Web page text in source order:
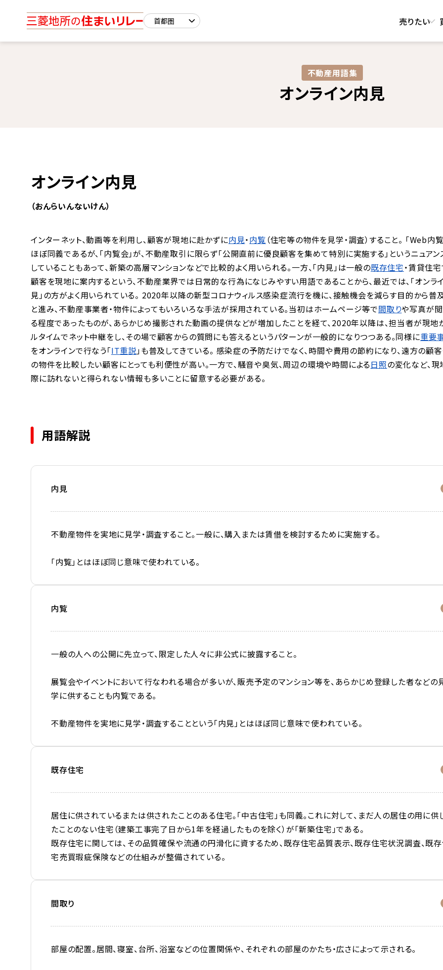
売りたい
不動産用語集​
オンライン内見
オンライン内見
（おんらいんないけん）
インターネット、動画等を利用し、顧客が現地に赴かずに内見・内覧 （住宅等の物件を見学・調査）すること。 「Web内
ほぼ同義であるが、「内覧会」が、不動産取引に限らず「公開直前に優良顧客を集めて特別に実施する」というニュアン
していることもあって、新築の高層マンションなどで比較的よく用いられる。一方、「内見」は一般の既存住宅・賃貸住宅
顧客を現地に案内するという、不動産業界では日常的な行為になじみやすい用語であることから、最近では、「オンラ
見」の方がよく用いられている。 2020年以降の新型コロナウィルス感染症流行を機に、接触機会を減らす目的から普
と進み、不動産事業者・物件によってもいろいろな手法が採用されている。当初はホームページ等で間取りや写真が
る程度であったものが、あらかじめ撮影された動画の提供などが増加したことを経て、2020年以降は、担当者が現地
ルタイムでネット中継をし、その場で顧客からの質問にも答えるというパターンが一般的になりつつある。同様に重要
をオンラインで行なう「IT重説」も普及してきている。 感染症の予防だけでなく、時間や費用の節約になり、遠方の顧客
の物件を比較したい顧客にとっても利便性が高い。一方で、騒音や臭気、周辺の環境や時間による日照の変化など、
際に訪れないと得られない情報も多いことに留意する必要がある。
用語解説
内見
不動産物件を実地に見学・調査すること。一般に、購入または賃借を検討するために実施する。
「内覧」とはほぼ同じ意味で使われている。
内覧
一般の人への公開に先立って、限定した人々に非公式に披露すること。
展覧会やイベントにおいて行なわれる場合が多いが、販売予定のマンション等を、あらかじめ登録した者などの
学に供することも内覧である。
不動産物件を実地に見学・調査することという「内見」とはほぼ同じ意味で使われている。
既存住宅
居住に供されているまたは供されたことのある住宅。「中古住宅」も同義。これに対して、まだ人の居住の用に供
たことのない住宅（建築工事完了日から1年を経過したものを除く）が「新築住宅」である。
既存住宅に関しては、その品質確保や流通の円滑化に資するため、既存住宅品質表示、既存住宅状況調査、既
宅売買瑕疵保険などの仕組みが整備されている。
間取り
部屋の配置。居間、寝室、台所、浴室などの位置関係や、それぞれの部屋のかたち・広さによって示される。